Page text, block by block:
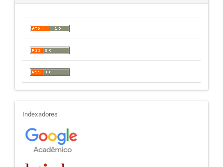
indexadores
Indexadores